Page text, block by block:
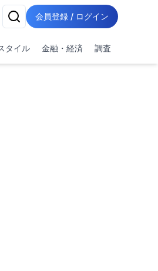
会員登録 / ログイン
タイル 金融・経済 調査